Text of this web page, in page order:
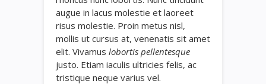
augue in lacus molestie et laoreet
risus molestie. Proin metus nisl,
mollis ut cursus at, venenatis sit amet
elit. Vivamus lobortis pellentesque
justo. Etiam iaculis ultricies felis, ac
tristique neque varius vel.